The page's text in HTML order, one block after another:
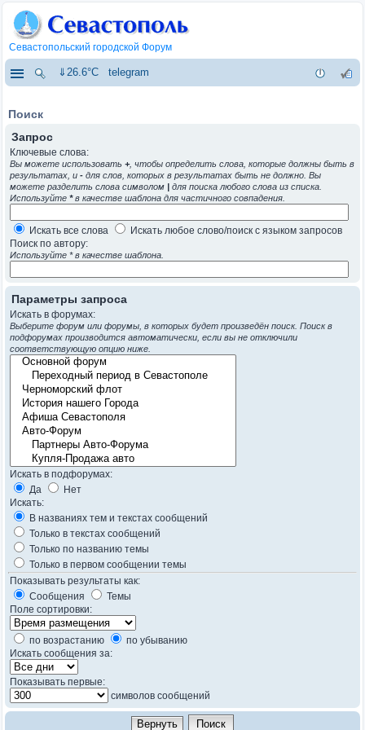
Севастопольский городской Форум
⇓26.6°C telegram
Поиск
Запрос
Ключевые слова:
Вы можете использовать +, чтобы определить слова, которые должны быть в
результатах, и - для слов, которых в результатах быть не должно. Вы
можете разделить слова символом | для поиска любого слова из списка.
Используйте *в качестве шаблона для частичного совпадения.
Искать все слова
Искать любое слово/поиск с языком запросов
Поиск по автору:
Используйте * в качестве шаблона.
Параметры запроса
Искать в форумах:
Выберите форум или форумы, в которых будет произведён поиск. Поиск в
подфорумах производится автоматически, если вы не отключили
соответствующую опцию ниже.
Искать в подфорумах:
Да
Нет
Искать:
В названиях тем и текстах сообщений
Только в текстах сообщений
Только по названию темы
Только в первом сообщении темы
Показывать результаты как:
Сообщения
Темы
Поле сортировки:
по возрастанию
по убыванию
Искать сообщения за:
Показывать первые:
символов сообщений